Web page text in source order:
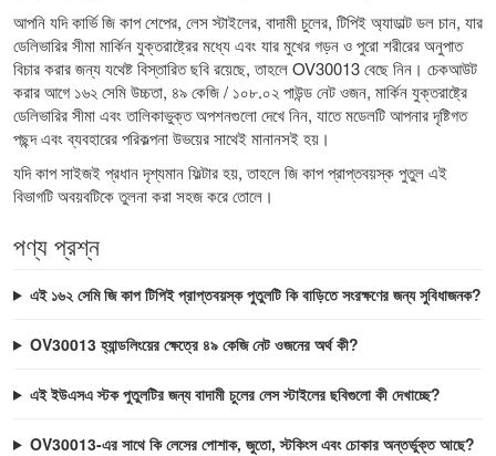
আপনি যদি কার্ভি জি কাপ শেপের, লেস স্টাইলের, বাদামী চুলের, টিপিই অ্যাডাল্ট ডল চান, যার
ডেলিভারির সীমা মার্কিন যুক্তরাষ্ট্রের মধ্যে এবং যার মুখের গড়ন ও পুরো শরীরের অনুপাত
বিচার করার জন্য যথেষ্ট বিস্তারিত ছবি রয়েছে, তাহলে OV30013 বেছে নিন। চেকআউট
করার আগে ১৬২ সেমি উচ্চতা, ৪৯ কেজি / ১০৮.০২ পাউন্ড নেট ওজন, মার্কিন যুক্তরাষ্ট্রে
ডেলিভারির সীমা এবং তালিকাভুক্ত অপশনগুলো দেখে নিন, যাতে মডেলটি আপনার দৃষ্টিগত
পছন্দ এবং ব্যবহারের পরিকল্পনা উভয়ের সাথেই মানানসই হয়।
যদি কাপ সাইজই প্রধান দৃশ্যমান ফিল্টার হয়, তাহলেজি কাপ প্রাপ্তবয়স্ক পুতুলএই
বিভাগটি অবয়বটিকে তুলনা করা সহজ করে তোলে।
পণ্য প্রশ্ন
এই ১৬২ সেমি জি কাপ টিপিই প্রাপ্তবয়স্ক পুতুলটি কি বাড়িতে সংরক্ষণের জন্য সুবিধাজনক?
OV30013 হ্যান্ডলিংয়ের ক্ষেত্রে ৪৯ কেজি নেট ওজনের অর্থ কী?
এই ইউএসএ স্টক পুতুলটির জন্য বাদামী চুলের লেস স্টাইলের ছবিগুলো কী দেখাচ্ছে?
OV30013-এর সাথে কি লেসের পোশাক, জুতো, স্টকিংস এবং চোকার অন্তর্ভুক্ত আছে?